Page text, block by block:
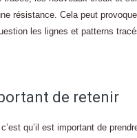
résistance. Cela peut
les lignes et patterns
de retenir
qu’il est important de